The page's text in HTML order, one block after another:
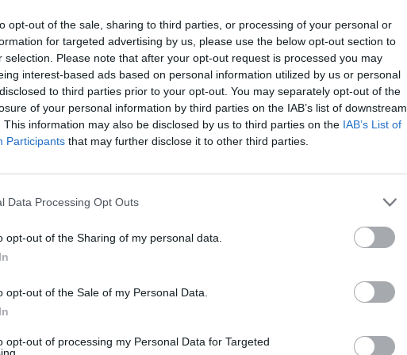
opt-out of the sale, sharing to third parties, or processing of your personal or
for targeted advertising by us, please use the below opt-out section to
selection. Please note that after your opt-out request is processed you may
interest-based ads based on personal information utilized by us or personal
to third parties prior to your opt-out. You may separately opt-out of the
of your personal information by third parties on the IAB’s list of downstream
This information may also be disclosed by us to third parties on the IAB’s List of
Participants that may further disclose it to other third parties.
Data Processing Opt Outs
opt-out of the Sharing of my personal data.
opt-out of the Sale of my Personal Data.
opt-out of processing my Personal Data for Targeted
e tyre se, me sulmet hakmarrëse në Gaza, Izraeli
se Tel Avivi është “i përkushtuar ndaj ligjit
Të dy liderët ishin kundër ndërprerjes së luftimeve, por u
pranohet që të krijohet një situatë në të cilën Hamasi të
dhe të sulmojë përsëri Izraelin,” tha kancelari gjerman
presidentit turk Rexhep Tajip Erdogan, i cili së fundmi i
gjerman Olaf Scholz i shmangu kritikat e
vizitë në Berlin të premten, më 17 nëntor 2023. Por ai
dhe se vepron në përputhje me të drejtën